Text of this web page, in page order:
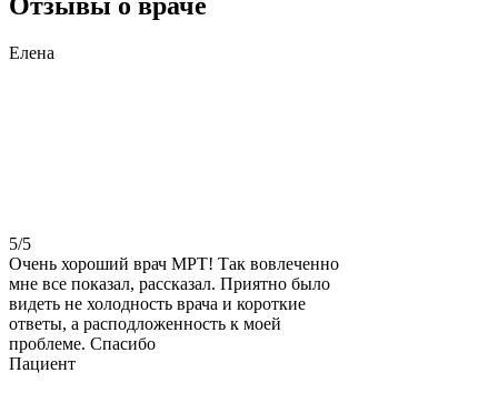
Елена
5/5
Очень хороший врач МРТ! Так вовлеченно
мне все показал, рассказал. Приятно было
видеть не холодность врача и короткие
ответы, а расподложенность к моей
проблеме. Спасибо
Пациент